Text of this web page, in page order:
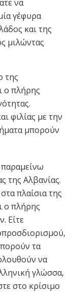
να
γέφυρα
και της
μιλώντας
της
ο πλήρης
φιλίας με την
μπορούν
της Αλβανίας.
πλαίσια της
ο πλήρης
Είτε
τα
να
γλώσσα,
στο κρίσιμο